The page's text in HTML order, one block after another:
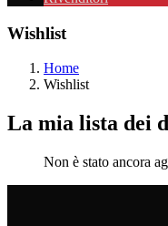
Wishlist
Home
Wishlist
La mia lista dei
Non è stato ancora